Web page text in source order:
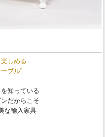
しめる
ブル”
知っている
だからこそ
な輸入家具